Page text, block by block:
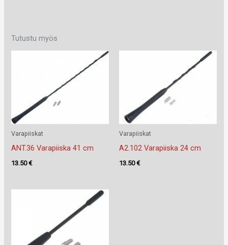
Tutustu myös
Varapiiskat
ANT.36 Varapiiska 41 cm
13.50€
Varapiiskat
A2.102 Varapiiska 24 cm
13.50€